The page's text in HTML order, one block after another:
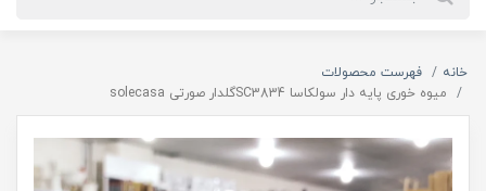
خانه
فهرست محصولات
میوه خوری پایه دار سولکاسا SC3834گلدار صورتی solecasa